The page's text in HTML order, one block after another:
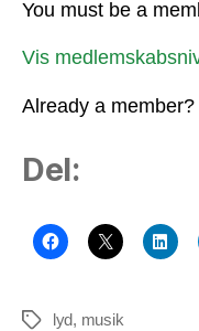
You must be a
Vis
Already a member?
Del:
Tags lyd, musik